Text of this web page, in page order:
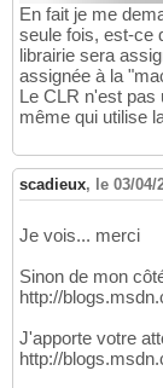
En fait je me
seule fois, est-ce
librairie sera
assignée à la
Le CLR n'est pas
même qui utilise
scadieux, le 03/04/
Je vois... merci
Sinon de mon
http://
J'apporte votre
http://